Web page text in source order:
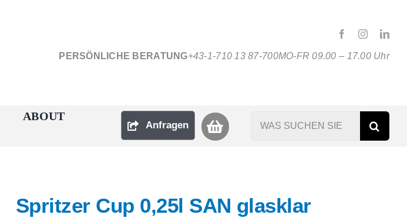
PERSÖNLICHE BERATUNG+43-1-710 13 87-700MO-FR 09.00 – 17.00 Uhr
ABOUT
Anfragen
Suche
Spritzer Cup 0,25l SAN glasklar